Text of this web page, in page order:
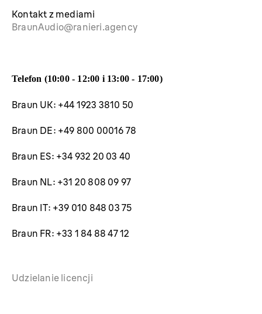
Kontakt z mediami
BraunAudio@ranieri.agency
Telefon (10:00 - 12:00 i 13:00 - 17:00)
Braun UK: +44 1923 3810 50
Braun DE: +49 800 00016 78
Braun ES: +34 932 20 03 40
Braun NL: +31 20 808 09 97
Braun IT: +39 010 848 03 75
Braun FR: +33 1 84 88 47 12
Udzielanie licencji